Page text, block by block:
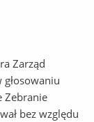
Zarząd
Zebranie
bez względu